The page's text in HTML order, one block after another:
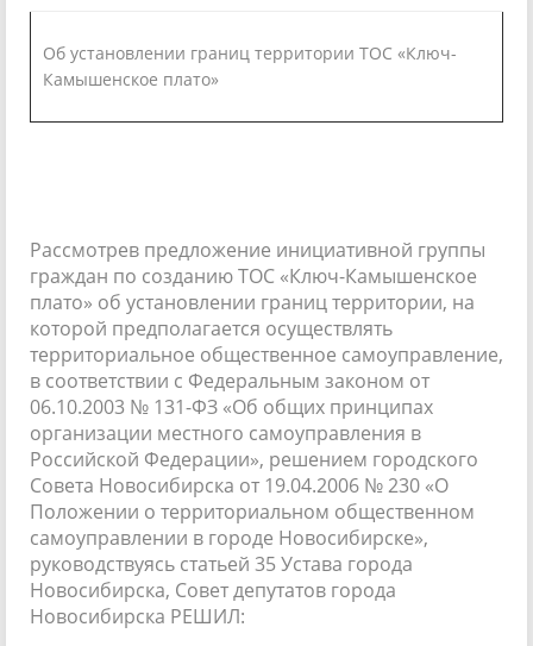
Об установлении границ территории ТОС «Ключ-
Камышенское плато»
Рассмотрев предложение инициативной группы
граждан по созданию ТОС «Ключ-Камышенское
плато» об установлении границ территории, на
которой предполагается осуществлять
территориальное общественное самоуправление,
в соответствии с Федеральным законом от
06.10.2003 № 131-ФЗ «Об общих принципах
организации местного самоуправления в
Российской Федерации», решением городского
Совета Новосибирска от 19.04.2006 № 230 «О
Положении о территориальном общественном
самоуправлении в городе Новосибирске»,
руководствуясь статьей 35 Устава города
Новосибирска, Совет депутатов города
Новосибирска РЕШИЛ: